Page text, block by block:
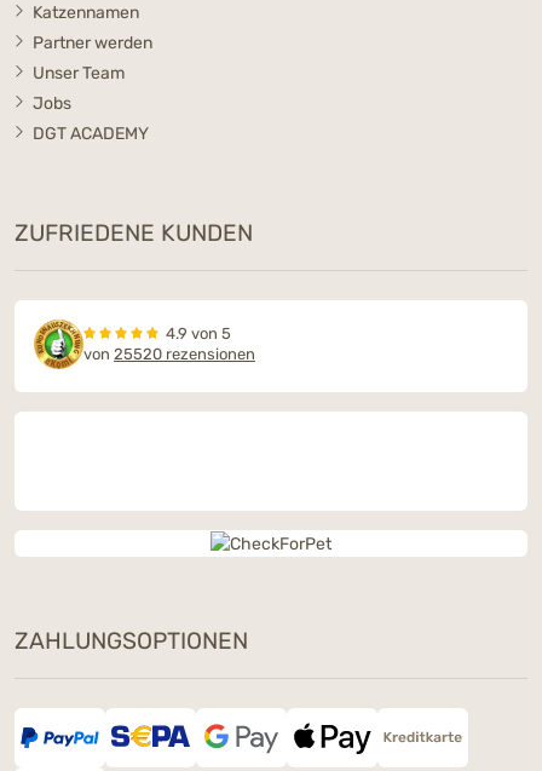
Katzennamen
Partner werden
Unser Team
Jobs
DGT ACADEMY
ZUFRIEDENE KUNDEN
4.9 von 5
von 25520 rezensionen
ZAHLUNGSOPTIONEN